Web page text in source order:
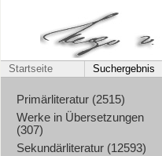
Startseite Suchergebnis
Primärliteratur (2515)
Werke in Übersetzungen
(307)
Sekundärliteratur (12593)